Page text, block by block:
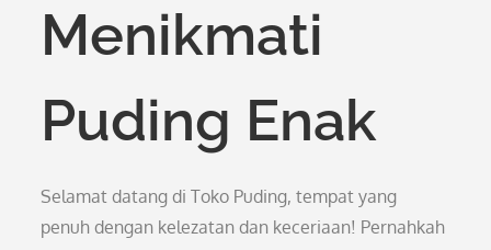
Menikmati
Puding Enak
Selamat datang di Toko Puding, tempat yang
penuh dengan kelezatan dan keceriaan! Pernahkah